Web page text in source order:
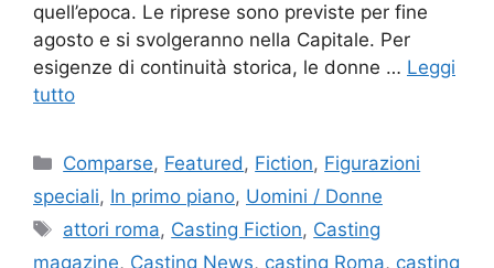
quell’epoca. Le riprese sono previste per fine
agosto e si svolgeranno nella Capitale. Per
esigenze di continuità storica, le donne … Leggi
tutto
Categorie
Comparse, Featured, Fiction, Figurazioni
speciali, In primo piano, Uomini / Donne
Tag
attori roma, Casting Fiction, Casting
magazine, Casting News, casting Roma, casting